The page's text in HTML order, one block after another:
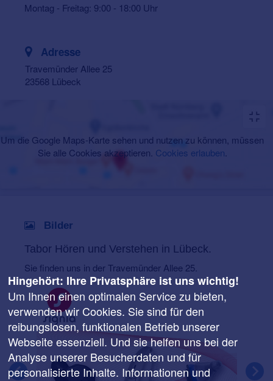
Montag - Freitag: 9:00 - 18:00 Uhr
Adresse
Travemünder Allee 25
23568 Lübeck
Um die Google Maps-Karte sehen und nutzen zu können, müssen
Sie alle Cookies akzeptieren. Cookies erlauben
Bilder
Tabor Hören und Verstehen in Lübeck.
Sie finden uns in der Travemünder Allee 25.
Hingehört: Ihre Privatsphäre ist uns wichtig!
Um Ihnen einen optimalen Service zu bieten,
verwenden wir Cookies. Sie sind für den
reibungslosen, funktionalen Betrieb unserer
Webseite essenziell. Und sie helfen uns bei der
Analyse unserer Besucherdaten und für
personalisierte Inhalte. Informationen und